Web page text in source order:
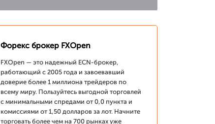
Форекс брокер FXOpen
FXOpen — это надежный ECN-брокер,
работающий с 2005 года и завоевавший
доверие более 1 миллиона трейдеров по
всему миру. Пользуйтесь выгодной торговлей
с минимальными спредами от 0,0 пункта и
комиссиями от 1,50 долларов за лот. Начните
торговать более чем на 700 рынках уже